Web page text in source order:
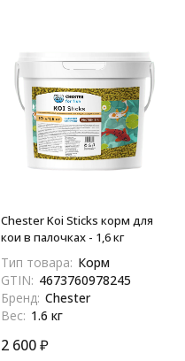
Chester Koi Sticks корм для
кои в палочках - 1,6 кг
Тип товара: Корм
GTIN: 4673760978245
Бренд: Chester
Вес: 1.6 кг
2 600₽